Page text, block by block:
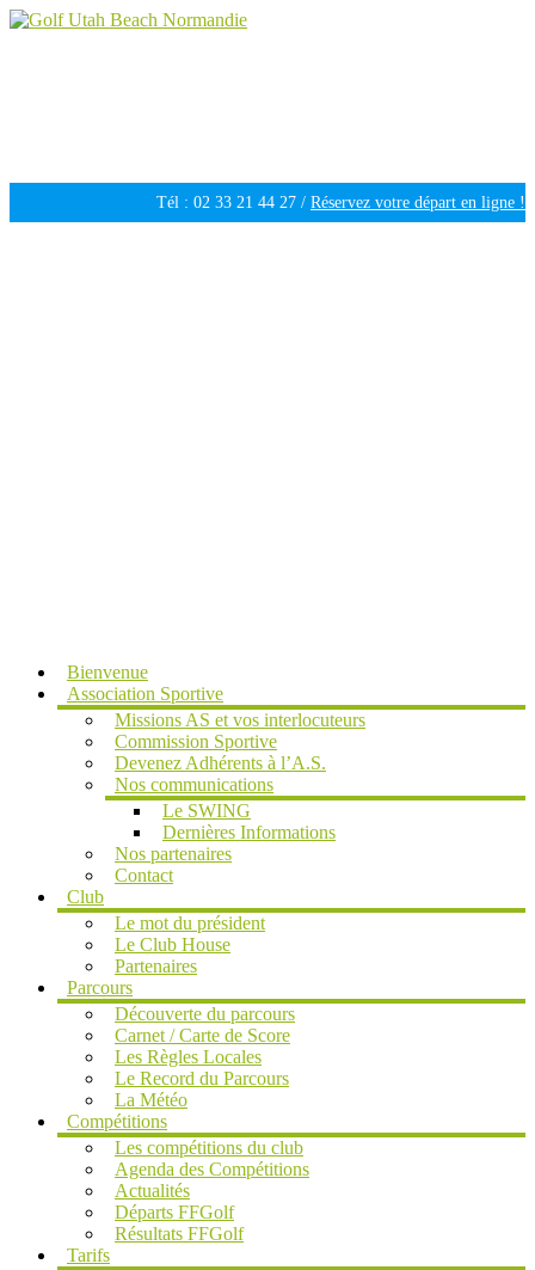
Tél : 02 33 21 44 27 / Réservez votre départ en ligne !
Bienvenue
Association Sportive
Missions AS et vos interlocuteurs
Commission Sportive
Devenez Adhérents à l’A.S.
Nos communications
Le SWING
Dernières Informations
Nos partenaires
Contact
Club
Le mot du président
Le Club House
Partenaires
Parcours
Découverte du parcours
Carnet / Carte de Score
Les Règles Locales
Le Record du Parcours
La Météo
Compétitions
Les compétitions du club
Agenda des Compétitions
Actualités
Départs FFGolf
Résultats FFGolf
Tarifs